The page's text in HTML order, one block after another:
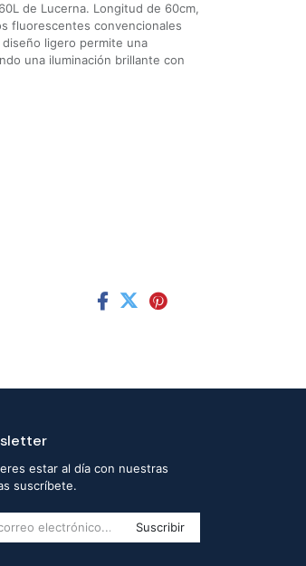
de Lucerna. Longitud de 60cm,
fluorescentes convencionales
ligero permite una
una iluminación brillante con
estar al día con nuestras
suscríbete.
Suscribir